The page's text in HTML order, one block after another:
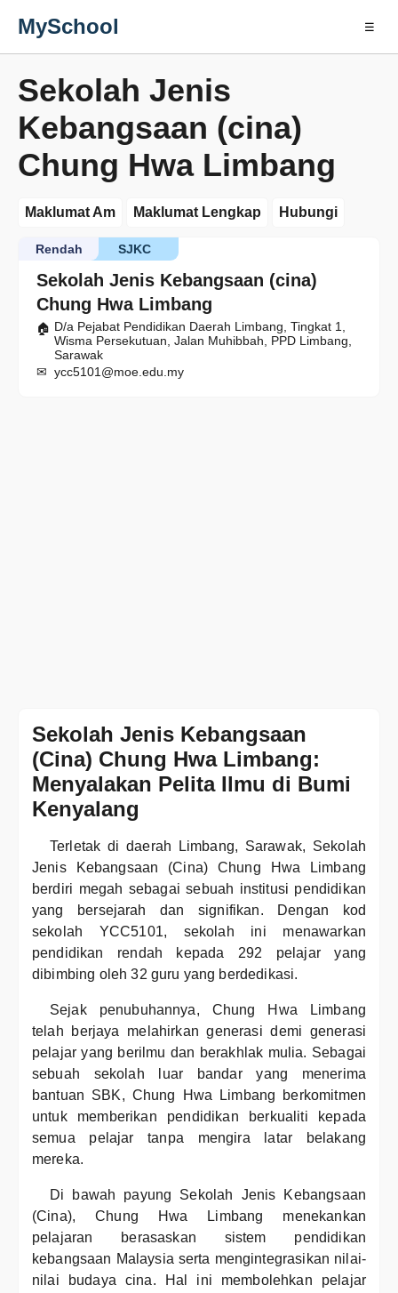
MySchool ☰
Sekolah Jenis
Kebangsaan (cina)
Chung Hwa Limbang
Maklumat Am Maklumat Lengkap Hubungi
Sekolah Jenis Kebangsaan (cina)
Chung Hwa Limbang
SJKC
Rendah
D/a Pejabat Pendidikan Daerah Limbang, Tingkat 1,
Wisma Persekutuan, Jalan Muhibbah, PPD Limbang,
Sarawak
ycc5101@moe.edu.my
Sekolah Jenis Kebangsaan
(Cina) Chung Hwa Limbang:
Menyalakan Pelita Ilmu di Bumi
Kenyalang
Terletak di daerah Limbang, Sarawak, Sekolah
Jenis Kebangsaan (Cina) Chung Hwa Limbang
berdiri megah sebagai sebuah institusi pendidikan
yang bersejarah dan signifikan. Dengan kod
sekolah YCC5101, sekolah ini menawarkan
pendidikan rendah kepada 292 pelajar yang
dibimbing oleh 32 guru yang berdedikasi.
Sejak penubuhannya, Chung Hwa Limbang
telah berjaya melahirkan generasi demi generasi
pelajar yang berilmu dan berakhlak mulia. Sebagai
sebuah sekolah luar bandar yang menerima
bantuan SBK, Chung Hwa Limbang berkomitmen
untuk memberikan pendidikan berkualiti kepada
semua pelajar tanpa mengira latar belakang
mereka.
Di bawah payung Sekolah Jenis Kebangsaan
(Cina), Chung Hwa Limbang menekankan
pelajaran berasaskan sistem pendidikan
kebangsaan Malaysia serta mengintegrasikan nilai-
nilai budaya cina. Hal ini membolehkan pelajar